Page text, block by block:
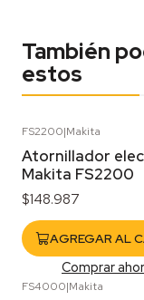
También
estos
FS2200|Makita
Atornillador
Makita FS2200
$148.987
AGREGAR AL
Comprar
FS4000|Makita